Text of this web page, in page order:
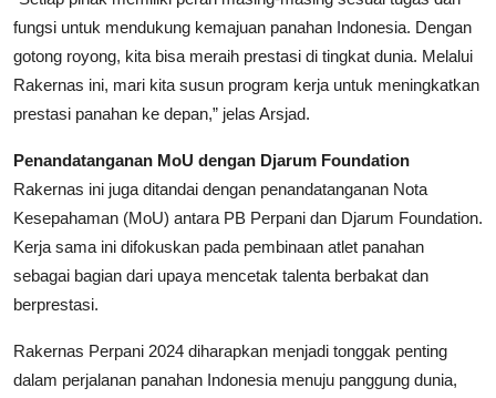
fungsi untuk mendukung kemajuan panahan Indonesia. Dengan
gotong royong, kita bisa meraih prestasi di tingkat dunia. Melalui
Rakernas ini, mari kita susun program kerja untuk meningkatkan
prestasi panahan ke depan,” jelas Arsjad.
Penandatanganan MoU dengan Djarum Foundation
Rakernas ini juga ditandai dengan penandatanganan Nota
Kesepahaman (MoU) antara PB Perpani dan Djarum Foundation.
Kerja sama ini difokuskan pada pembinaan atlet panahan
sebagai bagian dari upaya mencetak talenta berbakat dan
berprestasi.
Rakernas Perpani 2024 diharapkan menjadi tonggak penting
dalam perjalanan panahan Indonesia menuju panggung dunia,